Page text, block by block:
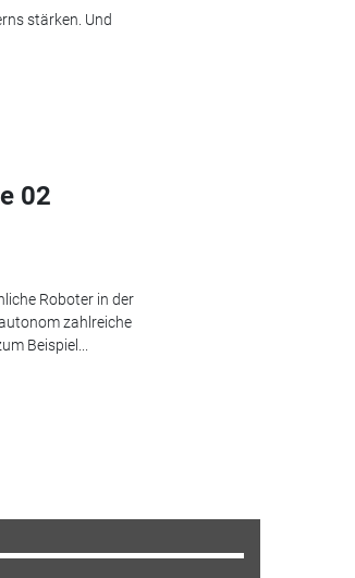
stärken. Und
02
Roboter in der
zahlreiche
Beispiel...